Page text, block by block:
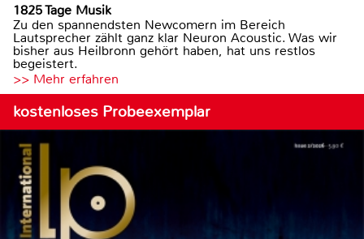
1825 Tage Musik
Zu den spannendsten Newcomern im Bereich
Lautsprecher zählt ganz klar Neuron Acoustic. Was wir
bisher aus Heilbronn gehört haben, hat uns restlos
begeistert.
>> Mehr erfahren
kostenloses Probeexemplar